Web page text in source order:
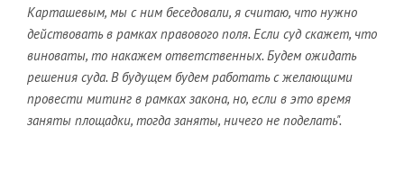
Карташевым, мы с ним беседовали, я считаю, что нужно
действовать в рамках правового поля. Если суд скажет, что
виноваты, то накажем ответственных. Будем ожидать
решения суда. В будущем будем работать с желающими
провести митинг в рамках закона, но, если в это время
заняты площадки, тогда заняты, ничего не поделать".